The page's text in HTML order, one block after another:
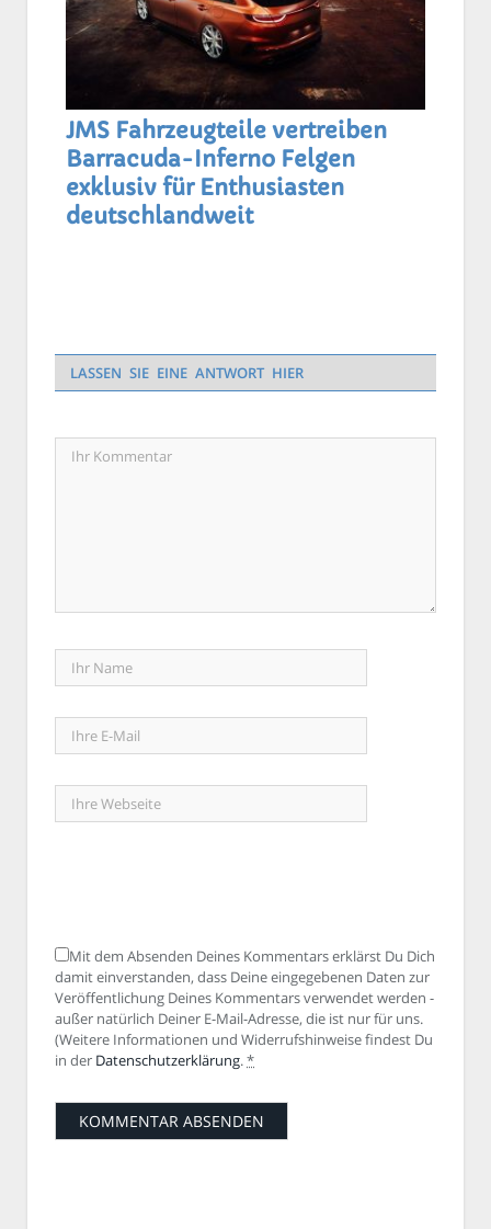
JMS Fahrzeugteile vertreiben
Barracuda-Inferno Felgen
exklusiv für Enthusiasten
deutschlandweit
LASSEN SIE EINE ANTWORT HIER
Mit dem Absenden Deines Kommentars erklärst Du Dich
damit einverstanden, dass Deine eingegebenen Daten zur
Veröffentlichung Deines Kommentars verwendet werden -
außer natürlich Deiner E-Mail-Adresse, die ist nur für uns.
(Weitere Informationen und Widerrufshinweise findest Du
in der Datenschutzerklärung.*